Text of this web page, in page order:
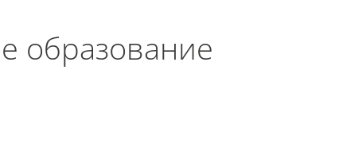
образование